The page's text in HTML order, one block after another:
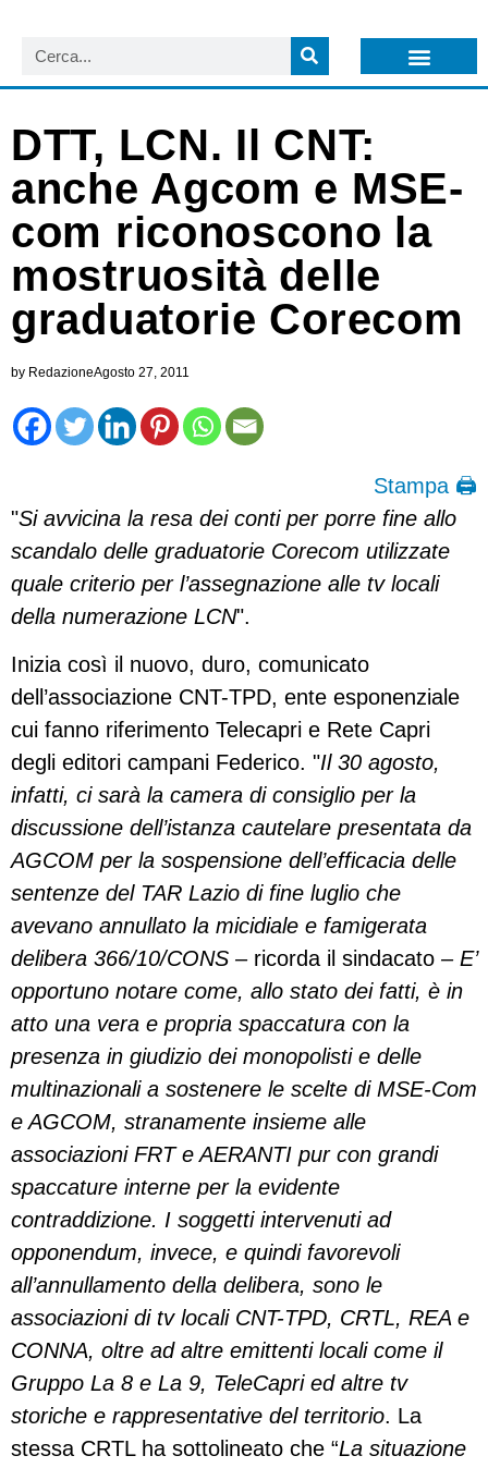
DTT, LCN. Il CNT:
anche Agcom e MSE-
com riconoscono la
mostruosità delle
graduatorie Corecom
by RedazioneAgosto 27, 2011
Stampa 🖨
"Si avvicina la resa dei conti per porre fine allo
scandalo delle graduatorie Corecom utilizzate
quale criterio per l’assegnazione alle tv locali
della numerazione LCN".
Inizia così il nuovo, duro, comunicato
dell’associazione CNT-TPD, ente esponenziale
cui fanno riferimento Telecapri e Rete Capri
degli editori campani Federico. "Il 30 agosto,
infatti, ci sarà la camera di consiglio per la
discussione dell’istanza cautelare presentata da
AGCOM per la sospensione dell’efficacia delle
sentenze del TAR Lazio di fine luglio che
avevano annullato la micidiale e famigerata
delibera 366/10/CONS – ricorda il sindacato – E’
opportuno notare come, allo stato dei fatti, è in
atto una vera e propria spaccatura con la
presenza in giudizio dei monopolisti e delle
multinazionali a sostenere le scelte di MSE-Com
e AGCOM, stranamente insieme alle
associazioni FRT e AERANTI pur con grandi
spaccature interne per la evidente
contraddizione. I soggetti intervenuti ad
opponendum, invece, e quindi favorevoli
all’annullamento della delibera, sono le
associazioni di tv locali CNT-TPD, CRTL, REA e
CONNA, oltre ad altre emittenti locali come il
Gruppo La 8 e La 9, TeleCapri ed altre tv
storiche e rappresentative del territorio. La
stessa CRTL ha sottolineato che “La situazione